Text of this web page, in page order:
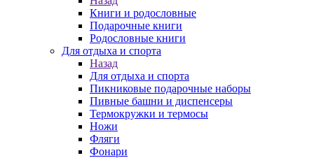
Книги и родословные
Подарочные книги
Родословные книги
Для отдыха и спорта
Назад
Для отдыха и спорта
Пикниковые подарочные наборы
Пивные башни и диспенсеры
Термокружки и термосы
Ножи
Фляги
Фонари